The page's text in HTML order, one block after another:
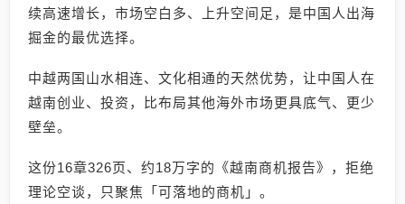
续高速增长，市场空白多、上升空间足，是中国人出海
掘金的最优选择。
中越两国山水相连、文化相通的天然优势，让中国人在
越南创业、投资，比布局其他海外市场更具底气、更少
壁垒。
这份16章326页、约18万字的《越南商机报告》，拒绝
理论空谈，只聚焦「可落地的商机」。